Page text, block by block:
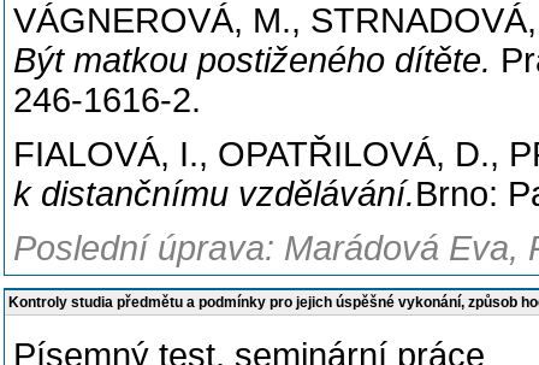
VÁGNEROVÁ, M.,
Být matkou postiženého dítěte.
246-1616-2.
FIALOVÁ, I., OPATŘILOVÁ, D.,
k distančnímu vzdělávání.Brno:
Poslední úprava: Marádová Eva,
Kontroly studia předmětu a podmínky pro jejich úspěšné vykonání, způsob
Písemný test, seminární práce